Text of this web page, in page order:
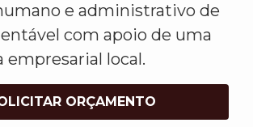
e administrativo de
com apoio de uma
empresarial local.
ORÇAMENTO